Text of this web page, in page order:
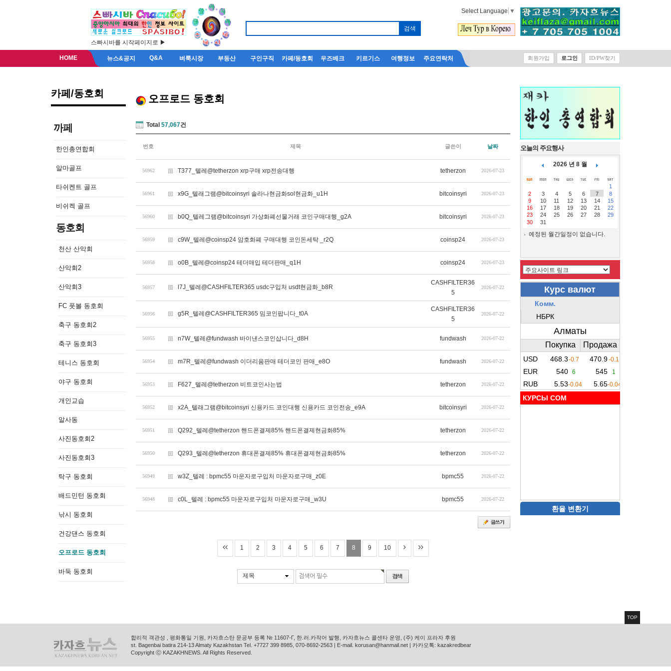
스빠시바를 시작페이지로 ▶
Select Language ▼
HOME 뉴스&공지 Q&A 벼룩시장 부동산 구인구직 카페/동호회 우즈베크 키르기스 여행정보 주요연락처 회원가입 로그인 ID/PW찾기
카페/동호회
까페
한인총연합회
알마골프
타쉬켄트 골프
비쉬켁 골프
동호회
천산 산악회
산악회2
산악회3
FC 풋볼 동호회
축구 동호회2
축구 동호회3
테니스 동호회
야구 동호회
개인교습
알사동
사진동호회2
사진동호회3
탁구 동호회
배드민턴 동호회
낚시 동호회
건강댄스 동호회
오프로드 동호회
바둑 동호회
오프로드 동호회
Total 57,067건
번호 제목 글쓴이 날짜
56962 T377_텔레@tetherzon xrp구매 xrp전송대행 tetherzon 2026-07-23
56961 x9G_텔래그램@bitcoinsyri 솔라나현금화sol현금화_u1H bitcoinsyri 2026-07-23
56960 b0Q_텔레그램@bitcoinsyri 가상화폐선물거래 코인구매대행_g2A bitcoinsyri 2026-07-23
56959 c9W_텔레@coinsp24 암호화폐 구매대행 코인돈세탁 _r2Q coinsp24 2026-07-23
56958 o0B_텔레@coinsp24 테더매입 테더판매_q1H coinsp24 2026-07-23
56957 l7J_텔레@CASHFILTER365 usdc구입처 usdt현금화_b8R
CASHFILTER36
5
2026-07-22
56956 g5R_텔레@CASHFILTER365 밈코인팝니다_t0A
CASHFILTER36
5
2026-07-22
56955 n7W_텔레@fundwash 바이낸스코인삽니다_d8H fundwash 2026-07-22
56954 m7R_텔레@fundwash 이더리움판매 테더코인 판매_e8O fundwash 2026-07-22
56953 F627_텔레@tetherzon 비트코인사는법 tetherzon 2026-07-22
56952 x2A_텔래그램@bitcoinsyri 신용카드 코인대행 신용카드 코인전송_e9A bitcoinsyri 2026-07-22
56951 Q292_텔레@tetherzon 핸드폰결제85% 핸드폰결제현금화85% tetherzon 2026-07-22
56950 Q293_텔레@tetherzon 휴대폰결제85% 휴대폰결제현금화85% tetherzon 2026-07-22
56949 w3Z_텔레 : bpmc55 마운자로구입처 마운자로구매_z0E bpmc55 2026-07-22
56948 c0L_텔레 : bpmc55 마운자로구입처 마운자로구매_w3U bpmc55 2026-07-22
1 2 3 4 5 6 7 8 9 10
제목
오늘의 주요행사
2026 년 8 월
1
2
3 4 5 6 7
8
9
10 11 12 13 14
15
16
17 18 19 20 21
22
23
24 25 26 27 28
29
30
31
예정된 월간일정이 없습니다.
КУРСЫ COM
환율 변환기
합리적 객관성 , 평화통일 기원, 카자흐스탄 문공부 등록 № 11607-Г, 한.러.카작어 발행, 카자흐뉴스 콜센타 운영, (주) 케이 프라자 후원
st. Bagenbai batira 214-13 Almaty Kazakhstan Tel. +7727 399 8985, 070-8692-2563 | E-mail. korusan@hanmail.net | 카카오톡: kazakredbear
Copyright ⓒ KAZAKHNEWS. All Rights Reserved.
TOP